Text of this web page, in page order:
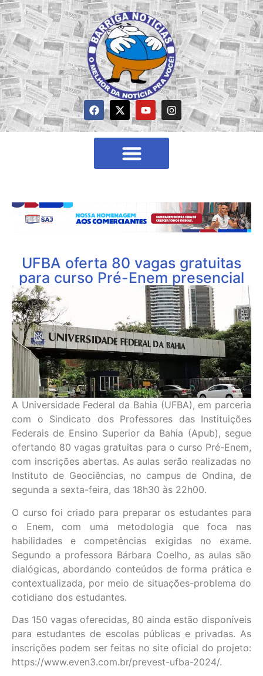
UFBA oferta 80 vagas gratuitas
para curso Pré-Enem presencial
A Universidade Federal da Bahia (UFBA), em parceria
com o Sindicato dos Professores das Instituições
Federais de Ensino Superior da Bahia (Apub), segue
ofertando 80 vagas gratuitas para o curso Pré-Enem,
com inscrições abertas. As aulas serão realizadas no
Instituto de Geociências, no campus de Ondina, de
segunda a sexta-feira, das 18h30 às 22h00.
O curso foi criado para preparar os estudantes para
o Enem, com uma metodologia que foca nas
habilidades e competências exigidas no exame.
Segundo a professora Bárbara Coelho, as aulas são
dialógicas, abordando conteúdos de forma prática e
contextualizada, por meio de situações-problema do
cotidiano dos estudantes.
Das 150 vagas oferecidas, 80 ainda estão disponíveis
para estudantes de escolas públicas e privadas. As
inscrições podem ser feitas no site oficial do projeto:
https://www.even3.com.br/prevest-ufba-2024/.